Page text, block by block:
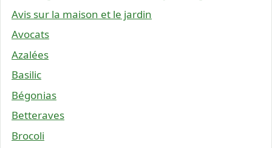
Avis sur la maison et le jardin
Avocats
Azalées
Basilic
Bégonias
Betteraves
Brocoli